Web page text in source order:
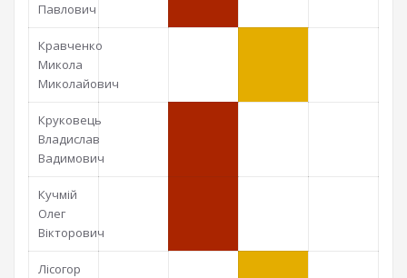
Павлович
Кравченко
Микола
Миколайович
Круковець
Владислав
Вадимович
Кучмій
Олег
Вікторович
Лісогор